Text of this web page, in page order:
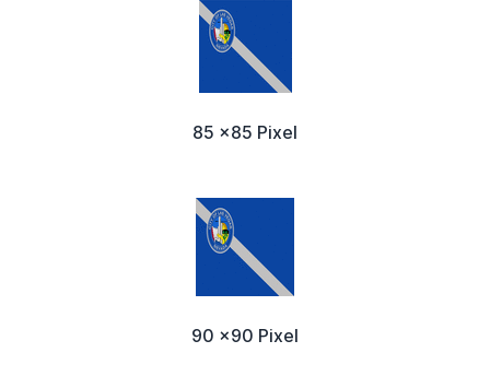
85 x85 Pixel
90 x90 Pixel